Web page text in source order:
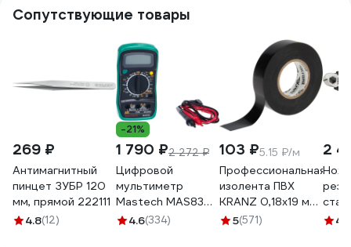
Сопутствующие товары
269 ₽
Антимагнитный
пинцет ЗУБР 120
мм, прямой 222111
4.8(12)
-21%
1 790 ₽2 272 ₽
Цифровой
мультиметр
Mastech MAS830L
00-00000239
4.6(334)
103 ₽5.15 ₽/м
Профессиональная
изолента ПВХ
KRANZ 0,18х19 мм,
20 м, черная KR-
5(571)
2
4.5